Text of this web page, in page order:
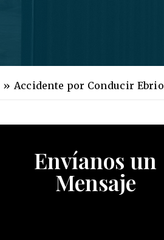
» Accidente por Conducir Ebrio
Envíanos un
Mensaje